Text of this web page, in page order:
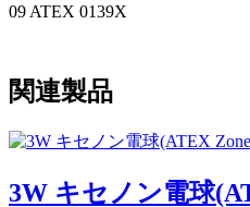
09 ATEX 0139X
関連製品
3W キセノン電球